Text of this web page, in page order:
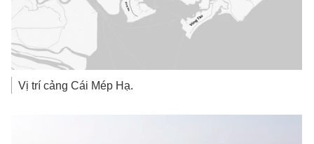
Vị trí cảng Cái Mép Hạ.